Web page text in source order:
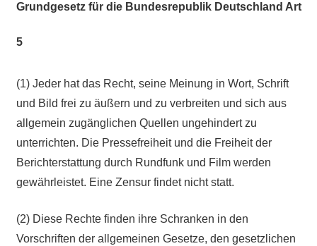
Grundgesetz für die Bundesrepublik Deutschland Art
5
(1) Jeder hat das Recht, seine Meinung in Wort, Schrift
und Bild frei zu äußern und zu verbreiten und sich aus
allgemein zugänglichen Quellen ungehindert zu
unterrichten. Die Pressefreiheit und die Freiheit der
Berichterstattung durch Rundfunk und Film werden
gewährleistet. Eine Zensur findet nicht statt.
(2) Diese Rechte finden ihre Schranken in den
Vorschriften der allgemeinen Gesetze, den gesetzlichen